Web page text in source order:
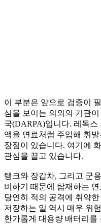
이 부분은 앞으로 검증이
심을 보이는 의외의 기관
국(DARPA)입니다. 레독
액을 연료처럼 주입해 휘
장점이 있습니다. 여기에
관심을 끌고 있습니다.
탱크와 장갑차, 그리고 군
비하기 때문에 탑재하는
당연히 적의 공격에 취약
저장하는 일 역시 매우 위
한가롭게 대용량 배터리를